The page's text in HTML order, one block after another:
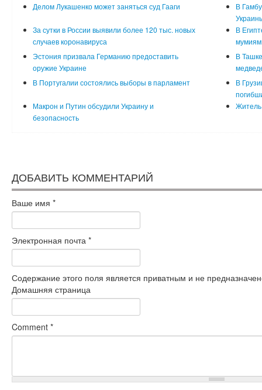
Делом Лукашенко может заняться суд Гааги
В
За сутки в России выявили более 120 тыс. новых
случаев коронавируса
В
Эстония призвала Германию предоставить
оружие Украине
В
В Португалии состоялись выборы в парламент
В
Макрон и Путин обсудили Украину и
безопасность
Житель
ДОБАВИТЬ КОММЕНТАРИЙ
Ваше имя *
Электронная почта *
Содержание этого поля является приватным и не
Домашняя страница
Comment *